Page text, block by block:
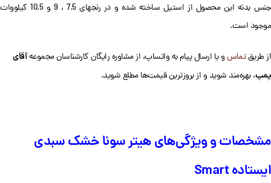
جنس بدنه این محصول از استیل ساخته شده و در رنج‎های 7.5 ، 9 و 10.5 کیلووات
موجود است.
از طریقتماسو یا ارسال پیام به واتساپ، از مشاوره رایگان کارشناسان مجموعهآقای
پمپ، بهره‌‌مند شوید و از بروزترین قیمت‌ها مطلع شوید.
مشخصات و ویژگی‌های هیتر سونا خشک سبدی
ایستادهSmart